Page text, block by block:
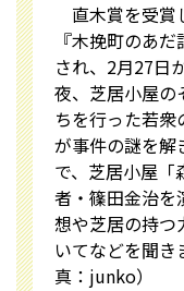
直木賞を受賞
『木挽町のあ
され、2月27日
夜、芝居小屋の
ちを行った若
が事件の謎を解
で、芝居小屋「
者・篠田金治を
想や芝居の持つ
いてなどを聞
真：junko）